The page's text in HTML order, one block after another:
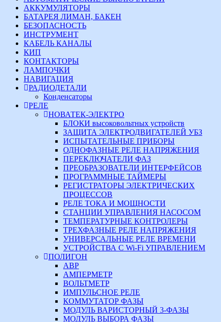
АККУМУЛЯТОРЫ
БАТАРЕЯ ЛИМАН, БАКЕН
БЕЗОПАСНОСТЬ
ИНСТРУМЕНТ
КАБЕЛЬ КАНАЛЫ
КИП
КОНТАКТОРЫ
ЛАМПОЧКИ
НАВИГАЦИЯ
РАДИОДЕТАЛИ
Конденсаторы
РЕЛЕ
НОВАТЕК-ЭЛЕКТРО
БЛОКИ высоковольтных устройств
ЗАЩИТА ЭЛЕКТРОДВИГАТЕЛЕЙ УБЗ
ИСПЫТАТЕЛЬНЫЕ ПРИБОРЫ
ОДНОФАЗНЫЕ РЕЛЕ НАПРЯЖЕНИЯ
ПЕРЕКЛЮЧАТЕЛИ ФАЗ
ПРЕОБРАЗОВАТЕЛИ ИНТЕРФЕЙСОВ
ПРОГРАММНЫЕ ТАЙМЕРЫ
РЕГИСТРАТОРЫ ЭЛЕКТРИЧЕСКИХ
ПРОЦЕССОВ
РЕЛЕ ТОКА И МОЩНОСТИ
СТАНЦИИ УПРАВЛЕНИЯ НАСОСОМ
ТЕМПЕРАТУРНЫЕ КОНТРОЛЕРЫ
ТРЕХФАЗНЫЕ РЕЛЕ НАПРЯЖЕНИЯ
УНИВЕРСАЛЬНЫЕ РЕЛЕ ВРЕМЕНИ
УСТРОЙСТВА С Wi-Fi УПРАВЛЕНИЕМ
ПОЛИГОН
АВР
АМПЕРМЕТР
ВОЛЬТМЕТР
ИМПУЛЬСНОЕ РЕЛЕ
КОММУТАТОР ФАЗЫ
МОДУЛЬ ВАРИСТОРНЫЙ 3-ФАЗЫ
МОДУЛЬ ВЫБОРА ФАЗЫ